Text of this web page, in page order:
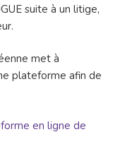
suite à un litige,
met à
plateforme afin de
en ligne de